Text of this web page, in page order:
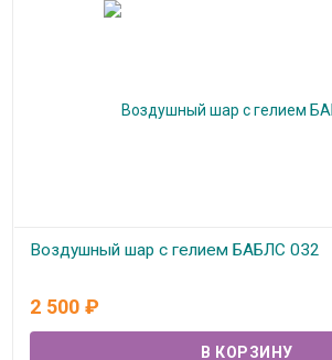
Воздушный шар с гелием БАБЛС 032
2 500 ₽